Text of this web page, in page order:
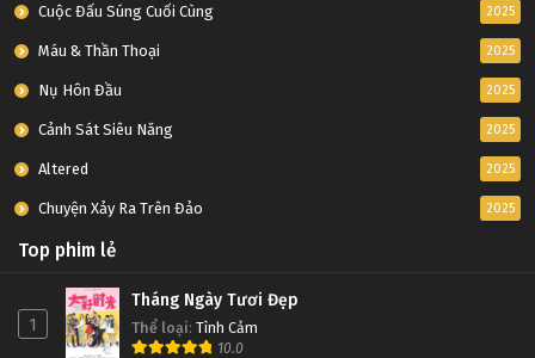
Cuộc Đấu Súng Cuối Cùng 2025
Máu & Thần Thoại 2025
Nụ Hôn Đầu 2025
Cảnh Sát Siêu Năng 2025
Altered 2025
Chuyện Xảy Ra Trên Đảo 2025
Top phim lẻ
1
Tháng Ngày Tươi Đẹp
Thể loại: Tình Cảm
10.0